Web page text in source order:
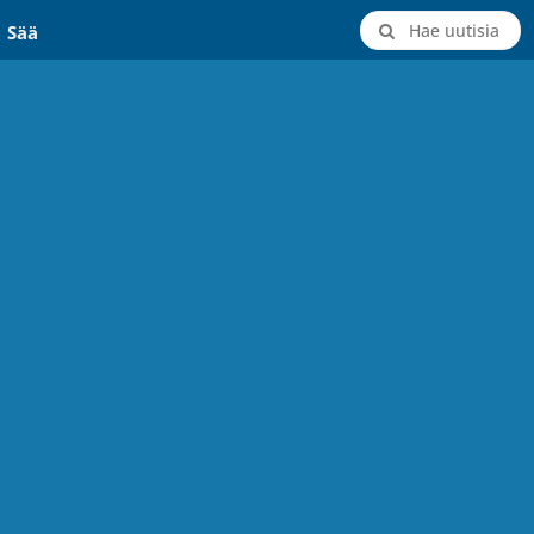
Sää Hae uutisia